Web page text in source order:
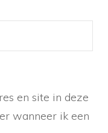
en site in deze
wanneer ik een